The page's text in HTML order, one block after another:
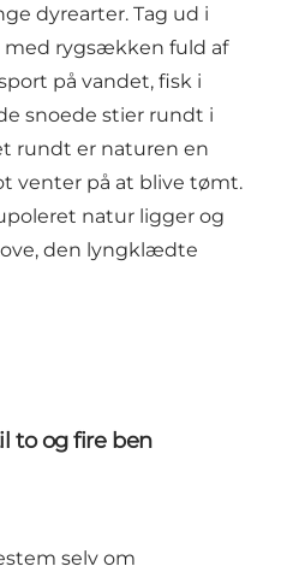
dyrearter. Tag ud i
rygsækken fuld af
på vandet, fisk i
snoede stier rundt i
rundt er naturen en
venter på at blive tømt.
natur ligger og
den lyngklædte
to og fire ben
selv om